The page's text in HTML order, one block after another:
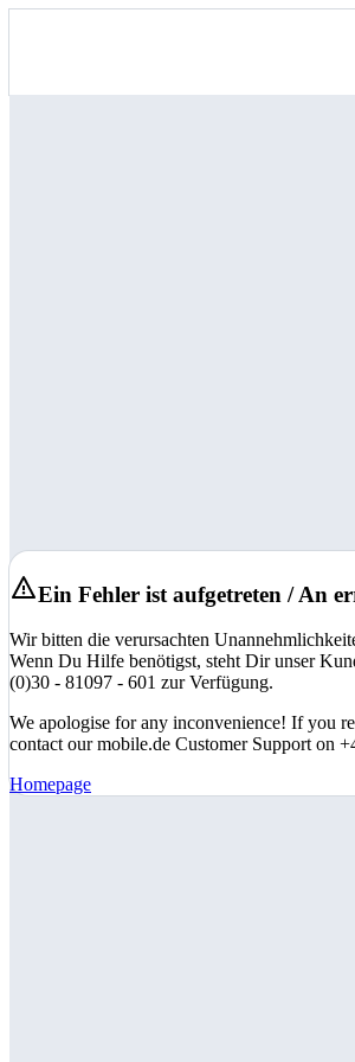
Ein Fehler ist aufgetreten / An
Wir bitten die verursachten
Wenn Du Hilfe benötigst, steht Dir unser
(0)30 - 81097 - 601 zur Verfügung.
We apologise for any inconvenience! If you
contact our mobile.de Customer Support on
Homepage